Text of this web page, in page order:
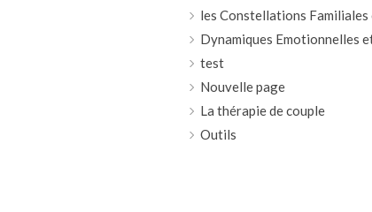
les Constellations Familiales
Dynamiques Emotionnelles
test
Nouvelle page
La thérapie de couple
Outils